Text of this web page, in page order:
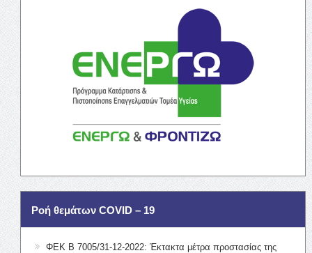
Ροή θεμάτων COVID – 19
ΦΕΚ Β 7005/31-12-2022: Έκτακτα μέτρα προστασίας της